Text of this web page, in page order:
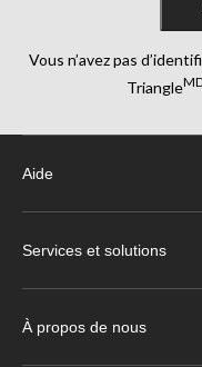
Vous n’avez pas
Triangle
Aide
Services et solutions
À propos de nous